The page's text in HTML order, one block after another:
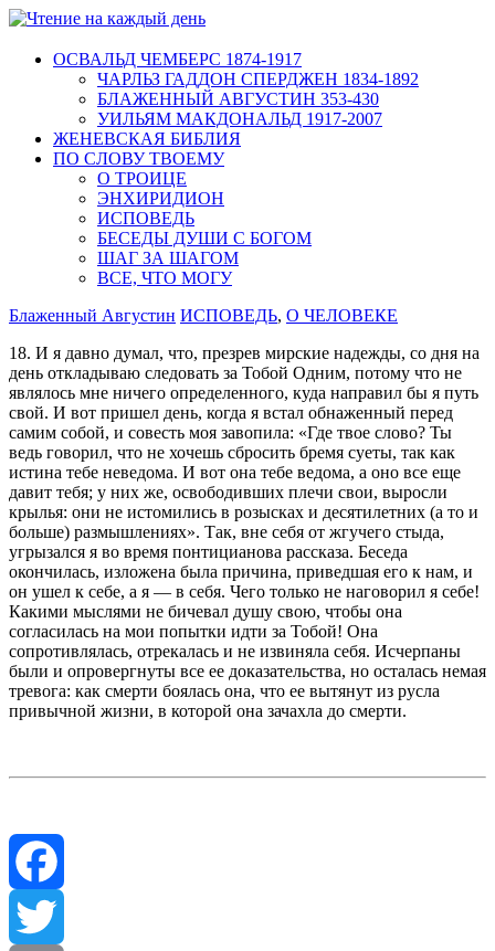
ОСВАЛЬД ЧЕМБЕРС 1874-1917
ЧАРЛЬЗ ГАДДОН СПЕРДЖЕН 1834-1892
БЛАЖЕННЫЙ АВГУСТИН 353-430
УИЛЬЯМ МАКДОНАЛЬД 1917-2007
ЖЕНЕВСКАЯ БИБЛИЯ
ПО СЛОВУ ТВОЕМУ
О ТРОИЦЕ
ЭНХИРИДИОН
ИСПОВЕДЬ
БЕСЕДЫ ДУШИ С БОГОМ
ШАГ ЗА ШАГОМ
ВСЕ, ЧТО МОГУ
Блаженный Августин ИСПОВЕДЬ, О ЧЕЛОВЕКЕ
18. И я давно думал, что, презрев мирские надежды, со дня на
день откладываю следовать за Тобой Одним, потому что не
являлось мне ничего определенного, куда направил бы я путь
свой. И вот пришел день, когда я встал обнаженный перед
самим собой, и совесть моя завопила: «Где твое слово? Ты
ведь говорил, что не хочешь сбросить бремя суеты, так как
истина тебе неведома. И вот она тебе ведома, а оно все еще
давит тебя; у них же, освободивших плечи свои, выросли
крылья: они не истомились в розысках и десятилетних (а то и
больше) размышлениях». Так, вне себя от жгучего стыда,
угрызался я во время понтицианова рассказа. Беседа
окончилась, изложена была причина, приведшая его к нам, и
он ушел к себе, а я — в себя. Чего только не наговорил я себе!
Какими мыслями не бичевал душу свою, чтобы она
согласилась на мои попытки идти за Тобой! Она
сопротивлялась, отрекалась и не извиняла себя. Исчерпаны
были и опровергнуты все ее доказательства, но осталась немая
тревога: как смерти боялась она, что ее вытянут из русла
привычной жизни, в которой она зачахла до смерти.
Facebook